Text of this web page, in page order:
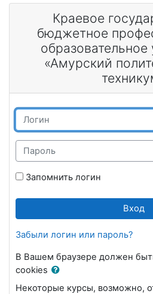
Перейти к основному содержанию
Краевое
бюджетное
«Амурский
Пропустить и перейти к
Логин
Пароль
Запомнить логин
Вход
Забыли логин или пароль?
В Вашем браузере должен
cookies
Некоторые курсы, возможно,